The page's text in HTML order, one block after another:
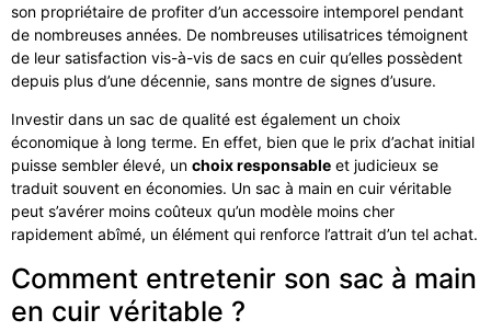
son propriétaire de profiter d’un accessoire intemporel pendant
de nombreuses années. De nombreuses utilisatrices témoignent
de leur satisfaction vis-à-vis de sacs en cuir qu’elles possèdent
depuis plus d’une décennie, sans montre de signes d’usure.
Investir dans un sac de qualité est également un choix
économique à long terme. En effet, bien que le prix d’achat initial
puisse sembler élevé, un choix responsable et judicieux se
traduit souvent en économies. Un sac à main en cuir véritable
peut s’avérer moins coûteux qu’un modèle moins cher
rapidement abîmé, un élément qui renforce l’attrait d’un tel achat.
Comment entretenir son sac à main
en cuir véritable ?